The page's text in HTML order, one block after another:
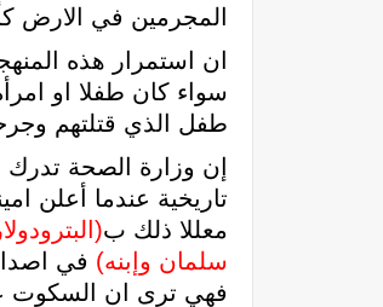
المجرمين في الارض
ان استمرار هذه
سواء كان طفلا او
طفل الذي قتلتهم
إن وزارة الصحة تدرك
تاريخية عندما أعلن
معللا ذلك ب
سلمان وإبنه) في
فهي ترى ان السكوت